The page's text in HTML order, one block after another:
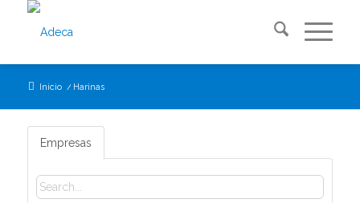
Inicio / Harinas
Empresas